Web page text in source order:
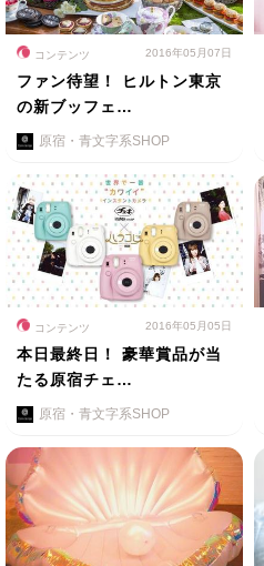
コンテンツ 2016年05月07日
ファン待望！ ヒルトン東京
の新ブッフェ…
原宿・青文字系SHOP
コンテンツ 2016年05月05日
本日最終日！ 豪華賞品が当
たる原宿チェ…
原宿・青文字系SHOP